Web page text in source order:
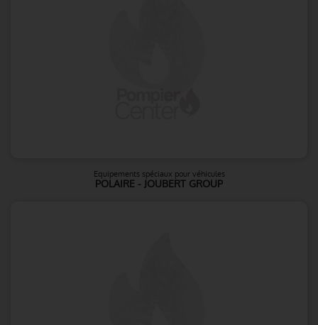
Equipements spéciaux pour véhicules
POLAIRE - JOUBERT GROUP